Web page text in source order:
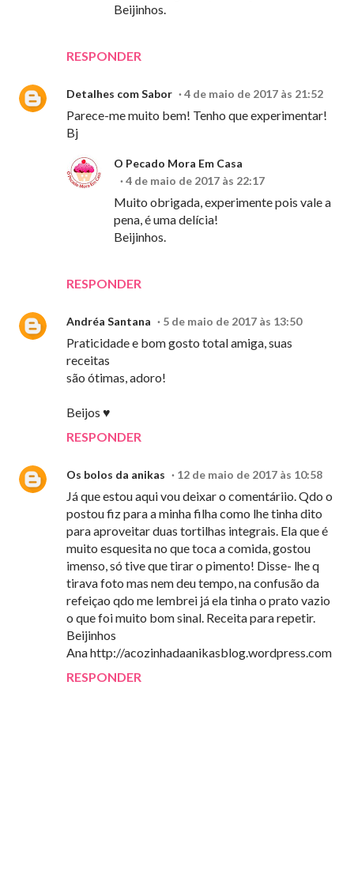
RESPONDER
Beijinhos.
Detalhes com Sabor 4 de maio de 2017 às 21:52
Parece-me muito bem! Tenho que experimentar!
Bj
RESPONDER
O Pecado Mora Em Casa
4 de maio de 2017 às 22:17
Muito obrigada, experimente pois vale a
pena, é uma delícia!
Beijinhos.
Andréa Santana 5 de maio de 2017 às 13:50
Praticidade e bom gosto total amiga, suas
receitas
são ótimas, adoro!
Beijos ♥
RESPONDER
Os bolos da anikas 12 de maio de 2017 às 10:58
Já que estou aqui vou deixar o comentáriio. Qdo o
postou fiz para a minha filha como lhe tinha dito
para aproveitar duas tortilhas integrais. Ela que é
muito esquesita no que toca a comida, gostou
imenso, só tive que tirar o pimento! Disse- lhe q
tirava foto mas nem deu tempo, na confusão da
refeiçao qdo me lembrei já ela tinha o prato vazio
o que foi muito bom sinal. Receita para repetir.
Beijinhos
Ana http://acozinhadaanikasblog.wordpress.com
RESPONDER